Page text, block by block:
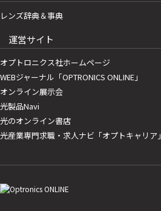
レンズ辞典＆事典
運営サイト
オプトロニクス社ホームページ
WEBジャーナル「OPTRONICS ONLINE」
オンライン展示会
光製品Navi
光のオンライン書店
光産業専門求職・求人ナビ「オプトキャリア」